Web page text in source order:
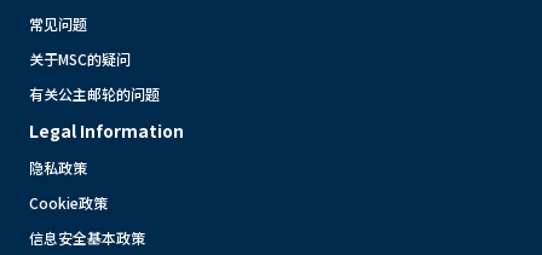
常见问题
关于MSC的疑问
有关公主邮轮的问题
Legal Information
隐私政策
Cookie政策
信息安全基本政策